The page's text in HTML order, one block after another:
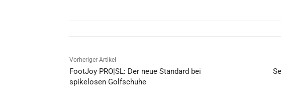
Vorheriger Artikel
FootJoy PRO|SL: Der neue Standard bei
spikelosen Golfschuhe